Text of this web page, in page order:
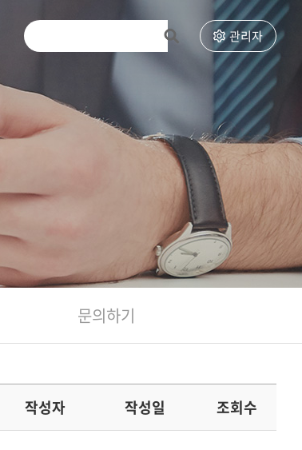
관리자
문의하기
작성자 작성일 조회수